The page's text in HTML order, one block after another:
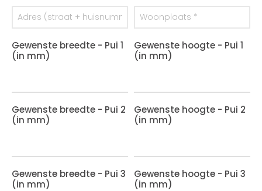
Gewenste breedte - Pui 1
(in mm)
Gewenste hoogte - Pui 1
(in mm)
Gewenste breedte - Pui 2
(in mm)
Gewenste hoogte - Pui 2
(in mm)
Gewenste breedte - Pui 3
(in mm)
Gewenste hoogte - Pui 3
(in mm)